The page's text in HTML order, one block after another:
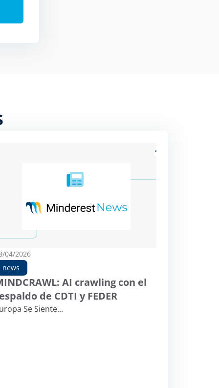
04/2026
news
AI crawling con el
de CDTI y FEDER
Se Siente...
acceder a
de cookies